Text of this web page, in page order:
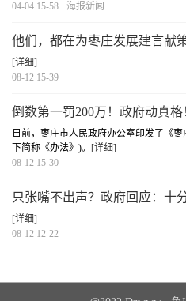
04-04 15-58
海报新闻
他们，都在为枣庄发展建言献
[详细]
08-12 15-39
倒数第一罚200万！政府动真格
日前，枣庄市人民政府办公室印发了《
下简称《办法》)。 [详细]
08-12 15-30
只张嘴不出声？政府回应：十
[详细]
08-12 12-22